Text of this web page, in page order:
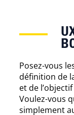
Posez-vous
définition de
et de
Voulez-vous
simplement